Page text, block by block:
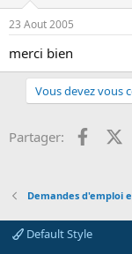
23 Aout 2005
merci bien
Vous devez vous
Partager:
Demandes d'emploi
Default Style